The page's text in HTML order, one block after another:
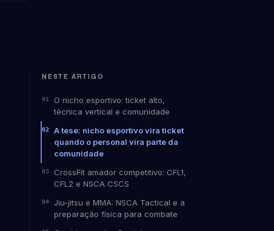
NESTE ARTIGO
O nicho esportivo: ticket alto,
técnica vertical e comunidade
A tese: nicho esportivo vira ticket
quando o personal vira parte da
comunidade
CrossFit amador competitivo: CFL1,
CFL2 e NSCA CSCS
Jiu-jitsu e MMA: NSCA Tactical e a
preparação física para combate